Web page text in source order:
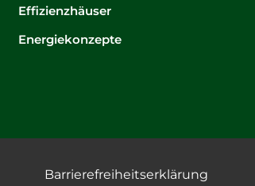
Effizienzhäuser
Energiekonzepte
Barrierefreiheitserklärung